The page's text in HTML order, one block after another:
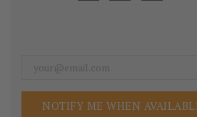
NOTIFY ME WHEN